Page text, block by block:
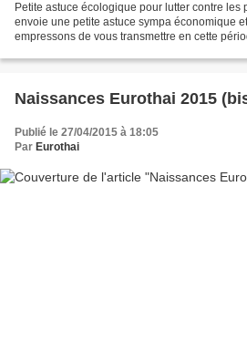
Petite astuce écologique pour lutter contre les
envoie une petite astuce sympa économique
empressons de vous transmettre en cette
Naissances Eurothai 2015
Publié le 27/04/2015 à 18:05
Par Eurothai